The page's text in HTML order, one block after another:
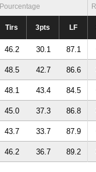
Pourcentage
Tirs 3pts LF
46.2 30.1 87.1
48.5 42.7 86.6
48.1 43.4 84.5
45.0 37.3 86.8
43.7 33.7 87.9
46.2 36.7 89.2